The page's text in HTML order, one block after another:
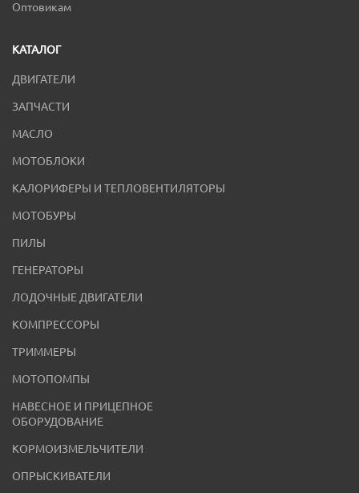
Оптовикам
КАТАЛОГ
ДВИГАТЕЛИ
ЗАПЧАСТИ
МАСЛО
МОТОБЛОКИ
КАЛОРИФЕРЫ И ТЕПЛОВЕНТИЛЯТОРЫ
МОТОБУРЫ
ПИЛЫ
ГЕНЕРАТОРЫ
ЛОДОЧНЫЕ ДВИГАТЕЛИ
КОМПРЕССОРЫ
ТРИММЕРЫ
МОТОПОМПЫ
НАВЕСНОЕ И ПРИЦЕПНОЕ
ОБОРУДОВАНИЕ
КОРМОИЗМЕЛЬЧИТЕЛИ
ОПРЫСКИВАТЕЛИ